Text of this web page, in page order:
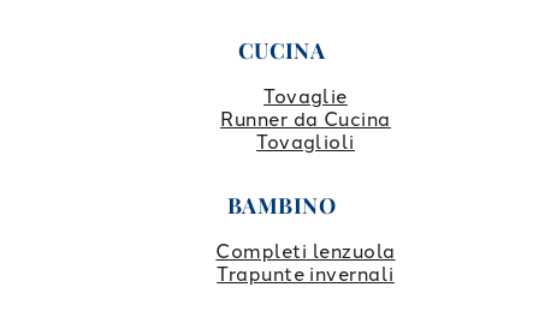
CUCINA
Tovaglie
Runner da Cucina
Tovaglioli
BAMBINO
Completi lenzuola
Trapunte invernali